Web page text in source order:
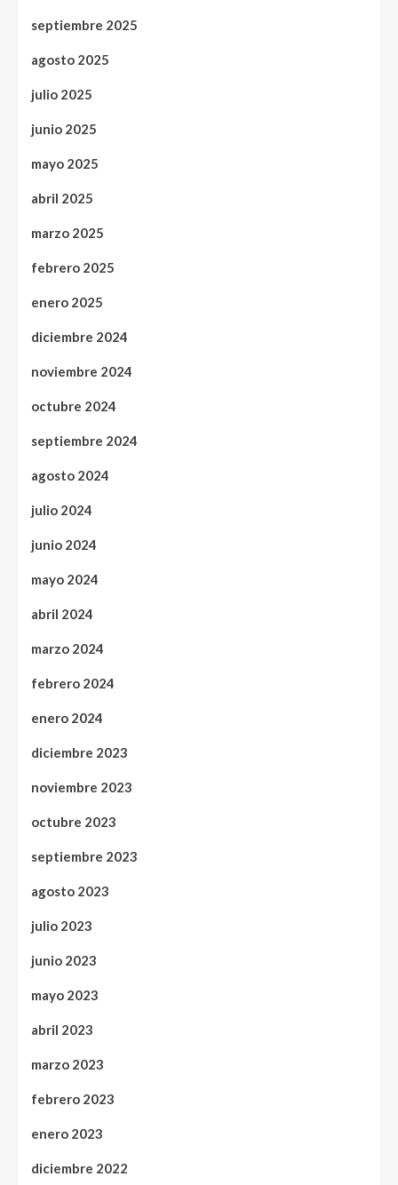
septiembre 2025
agosto 2025
julio 2025
junio 2025
mayo 2025
abril 2025
marzo 2025
febrero 2025
enero 2025
diciembre 2024
noviembre 2024
octubre 2024
septiembre 2024
agosto 2024
julio 2024
junio 2024
mayo 2024
abril 2024
marzo 2024
febrero 2024
enero 2024
diciembre 2023
noviembre 2023
octubre 2023
septiembre 2023
agosto 2023
julio 2023
junio 2023
mayo 2023
abril 2023
marzo 2023
febrero 2023
enero 2023
diciembre 2022